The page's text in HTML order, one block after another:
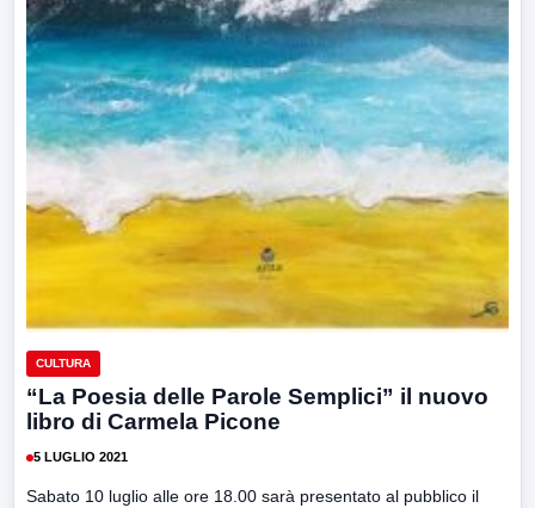
CULTURA
“La Poesia delle Parole Semplici” il nuovo
libro di Carmela Picone
5 LUGLIO 2021
Sabato 10 luglio alle ore 18.00 sarà presentato al pubblico il